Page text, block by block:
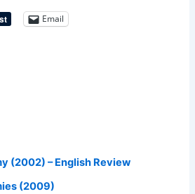
Email
(2002) – English Review
(2009)